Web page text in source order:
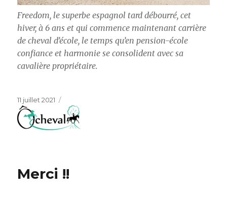
Freedom, le superbe espagnol tard débourré, cet
hiver, à 6 ans et qui commence maintenant carrière
de cheval d’école, le temps qu’en pension-école
confiance et harmonie se consolident avec sa
cavalière propriétaire.
Publié
le
11 juillet 2021
Merci !!